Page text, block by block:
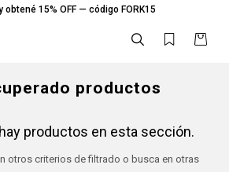
obtené 15% OFF — código FORK15
productos
productos en esta sección.
otros criterios de filtrado o busca en otras